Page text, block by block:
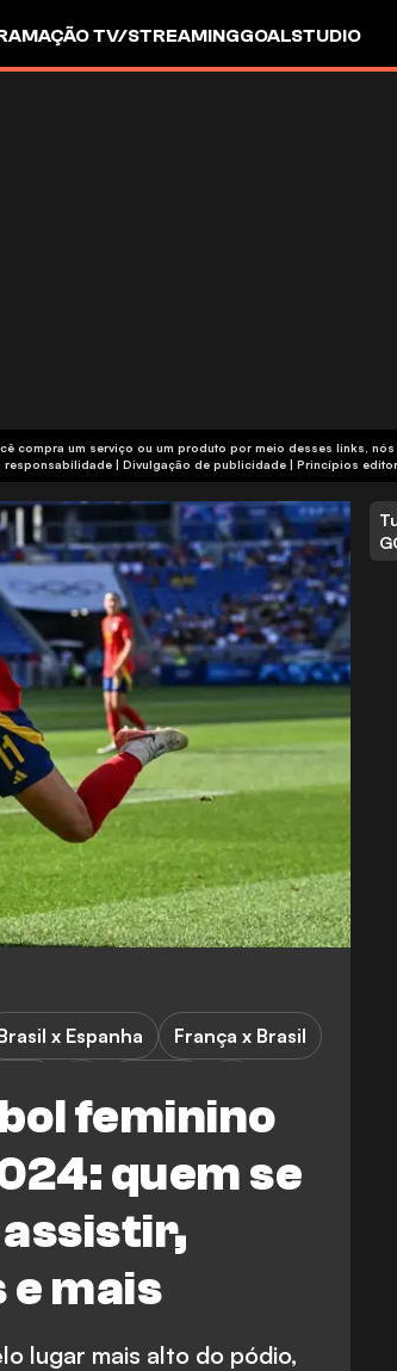
TV/STREAMINGGOALSTUDIO
compra um serviço ou um produto por meio desses links,
com responsabilidade | Divulgação de publicidade | Princípios
feminino
quem se
mais
x Espanha
França x Brasil
Espanha
lugar mais alto do pódio,